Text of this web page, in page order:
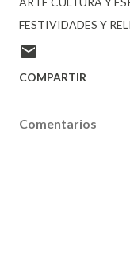
FESTIVIDADES Y
COMPARTIR
Comentarios